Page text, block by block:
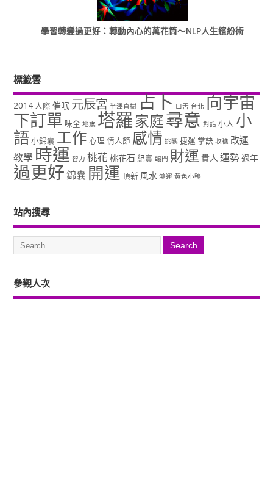
學習轉變過更好：轉動內心的萬花筒～NLP人生繽紛術
標籤雲
2014 人際 催眠 元辰宮 半澤直樹 占卜 口舌 台北 向宇宙
下訂單 味全 地震 塔羅家庭尋意 對話 小人 小
語小錦囊 工作 心理 情人節 感情 挑戰 捷運 掌訣 收穫 改運
教學 時運 智力 桃花 桃花石 紀實 臨門 財運 貴人 運勢過年
過更好錦囊 開運 頂新 風水 鴻運 黃色小鴨
站內搜尋
參觀人次